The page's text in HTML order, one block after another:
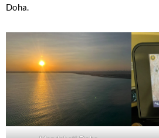
Doha.